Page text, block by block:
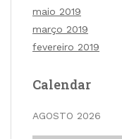
maio 2019
março 2019
fevereiro 2019
Calendar
AGOSTO 2026